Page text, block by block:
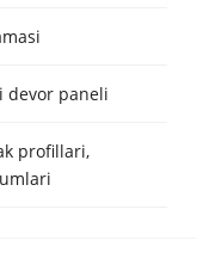
devor paneli
profillari,